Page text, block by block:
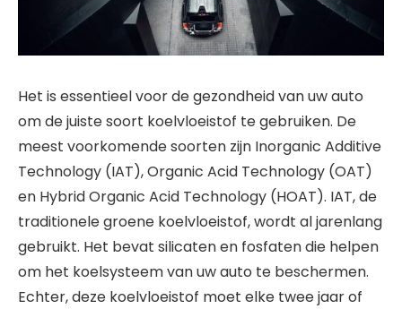
Het is essentieel voor de gezondheid van uw auto
om de juiste soort koelvloeistof te gebruiken. De
meest voorkomende soorten zijn Inorganic Additive
Technology (IAT), Organic Acid Technology (OAT)
en Hybrid Organic Acid Technology (HOAT). IAT, de
traditionele groene koelvloeistof, wordt al jarenlang
gebruikt. Het bevat silicaten en fosfaten die helpen
om het koelsysteem van uw auto te beschermen.
Echter, deze koelvloeistof moet elke twee jaar of